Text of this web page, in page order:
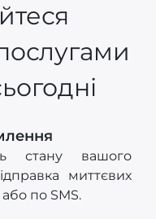
стану вашого
миттєвих
по SMS.